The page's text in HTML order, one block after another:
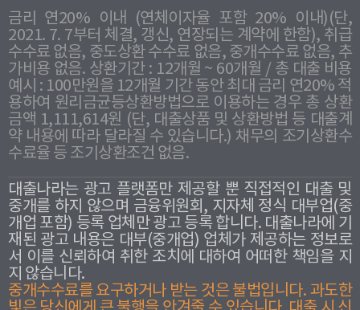
금리 연20% 이내 (연체이자율 포함 20% 이내)(단,
2021. 7. 7부터 체결, 갱신, 연장되는 계약에 한함), 취급
수수료 없음, 중도상환 수수료 없음, 중개수수료 없음, 추
가비용 없음. 상환기간 : 12개월 ~ 60개월 / 총 대출 비용
예시 : 100만원을 12개월 기간 동안 최대 금리 연20% 적
용하여 원리금균등상환방법으로 이용하는 경우 총 상환
금액 1,111,614원 (단, 대출상품 및 상환방법 등 대출계
약 내용에 따라 달라질 수 있습니다.) 채무의 조기상환수
수료율 등 조기상환조건 없음.
대출나라는 광고 플랫폼만 제공할 뿐 직접적인 대출 및
중개를 하지 않으며 금융위원회, 지자체 정식 대부업(중
개업 포함) 등록 업체만 광고 등록 합니다. 대출나라에 기
재된 광고 내용은 대부(중개업) 업체가 제공하는 정보로
서 이를 신뢰하여 취한 조치에 대하여 어떠한 책임을 지
지 않습니다.
중개수수료를 요구하거나 받는 것은 불법입니다. 과도한